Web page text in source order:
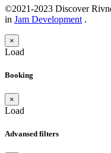
©2021-2023 Discover
in Jam Development .
×
Load
Booking
×
Load
Advansed filters